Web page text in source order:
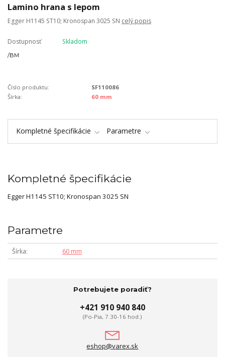
Lamino hrana s lepom
Egger H1145 ST10; Kronospan 3025 SN celý popis
Dostupnosť Skladom
/BM
Číslo produktu:
SF110086
Šírka:
60 mm
Kompletné špecifikácie Parametre
Kompletné špecifikácie
Egger H1145 ST10; Kronospan 3025 SN
Parametre
Šírka 60 mm
Potrebujete poradiť?
+421 910 940 840
(Po-Pia, 7.30-16 hod.)
eshop@varex.sk